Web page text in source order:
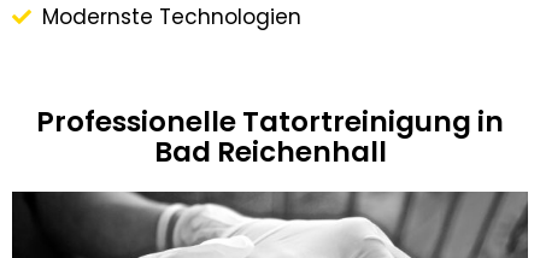
Modernste Technologien
Professionelle Tatortreinigung in
Bad Reichenhall